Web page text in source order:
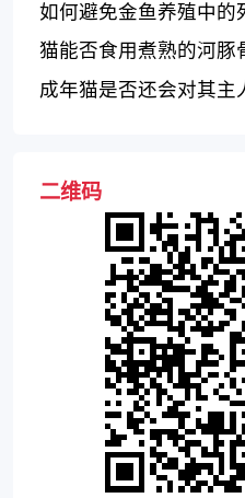
如何避免金鱼养殖中的
猫能否食用煮熟的河豚
成年猫是否还会对其主
二维码